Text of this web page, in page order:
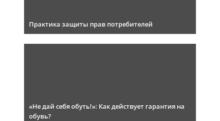
Практика защиты прав потребителей
«Не дай себя обуть!»: Как действует гарантия на
обувь?